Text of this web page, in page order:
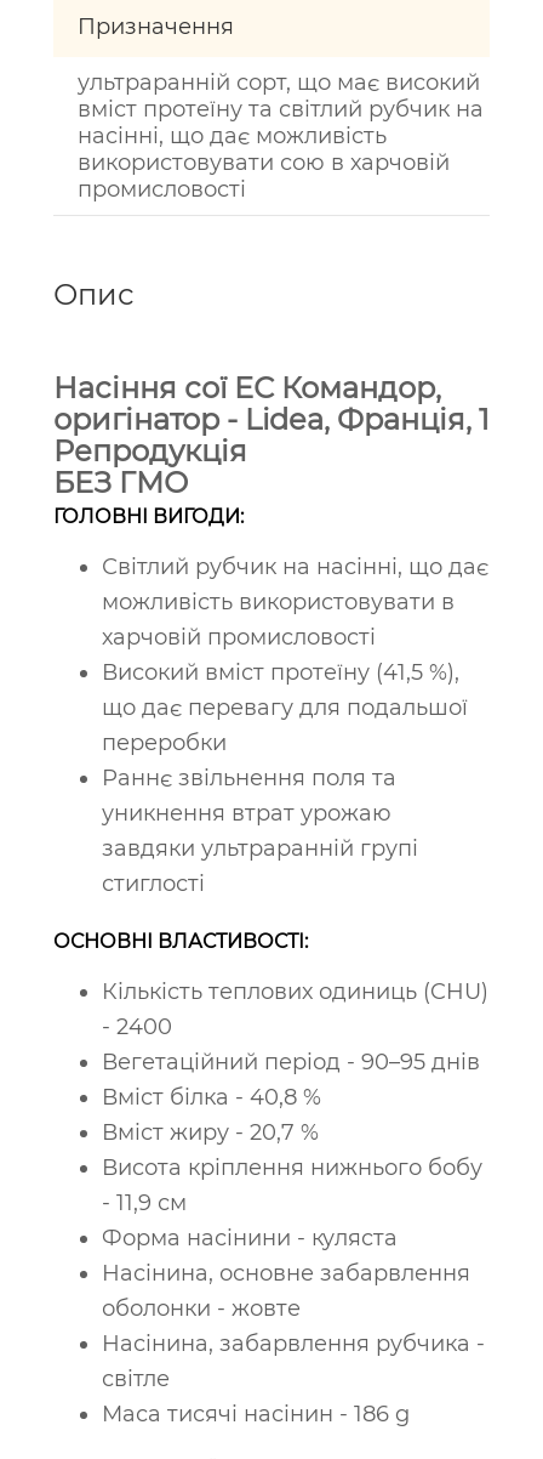
Призначення
ультраранній сорт, що має високий
вміст протеїну та світлий рубчик на
насінні, що дає можливість
використовувати сою в харчовій
промисловості
Опис
Насіння сої ЕС Командор,
оригінатор - Lidea, Франція, 1
Репродукція
БЕЗ ГМО
ГОЛОВНІ ВИГОДИ:
Світлий рубчик на насінні, що дає
можливість використовувати в
харчовій промисловості
Високий вміст протеїну (41,5 %),
що дає перевагу для подальшої
переробки
Раннє звільнення поля та
уникнення втрат урожаю
завдяки ультраранній групі
стиглості
ОСНОВНІ ВЛАСТИВОСТІ:
Кількість теплових одиниць (CHU)
- 2400
Вегетаційний період - 90–95 днів
Вміст білка - 40,8 %
Вміст жиру - 20,7 %
Висота кріплення нижнього бобу
- 11,9 см
Форма насінини - куляста
Насінина, основне забарвлення
оболонки - жовте
Насінина, забарвлення рубчика -
світле
Маса тисячі насінин - 186 g